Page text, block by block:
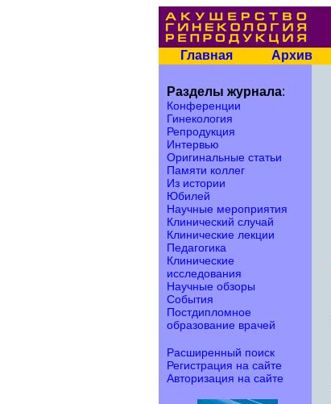
Главная Архив
Разделы журнала:
Конференции
Гинекология
Репродукция
Интервью
Оригинальные статьи
Памяти коллег
Из истории
Юбилей
Научные мероприятия
Клинический случай
Клинические лекции
Педагогика
Клинические
исследования
Научные обзоры
События
Постдипломное
образование врачей
Расширенный поиск
Регистрация на сайте
Авторизация на сайте